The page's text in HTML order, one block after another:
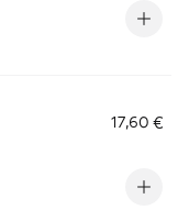
17,60 €